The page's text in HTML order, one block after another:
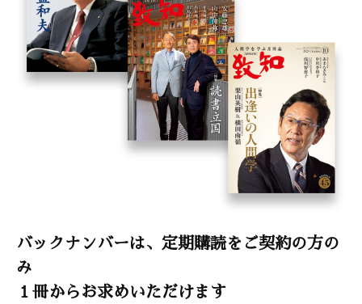
バックナンバーは、定期購読をご契約の方の
み
１冊からお求めいただけます